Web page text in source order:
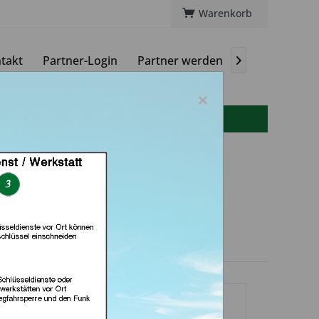
Warenkorb
Partner-Login Partner werden 
24.de e.k. (in
×